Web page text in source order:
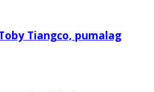
Tiangco, pumalag